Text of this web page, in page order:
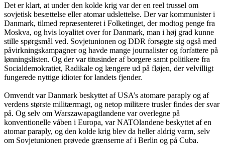
Det er klart, at under den kolde krig var der en reel trussel om
sovjetisk besættelse eller atomar udslettelse. Der var kommunister i
Danmark, tilmed repræsenteret i Folketinget, der modtog penge fra
Moskva, og hvis loyalitet over for Danmark, man i høj grad kunne
stille spørgsmål ved. Sovjetunionen og DDR forsøgte sig også med
påvirkningskampagner og havde mange journalister og forfattere på
lønningslisten. Og der var titusinder af borgere samt politikere fra
Socialdemokratiet, Radikale og længere ud på fløjen, der velvilligt
fungerede nyttige idioter for landets fjender.
Omvendt var Danmark beskyttet af USA’s atomare paraply og af
verdens største militærmagt, og netop militære trusler findes der svar
på. Og selv om Warszawapagtlandene var overlegne på
konventionelle våben i Europa, var NATOlandene beskyttet af en
atomar paraply, og den kolde krig blev da heller aldrig varm, selv
om Sovjetunionen prøvede grænserne af i Berlin og på Cuba.